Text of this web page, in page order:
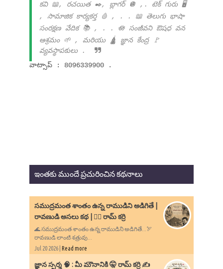
కవి 📖, రచయిత ✒️, బ్లాగర్ 🪩 ,. టెక్ గురు 🖥️
, సామాజిక కార్యకర్త 🩸 , . . 📖 తెలుగు భాషా
సంరక్షణ వేదిక 📚 , . . 🪷 సంజీవని ఔషధ వన
ఆశ్రమం 🌱 , మరియు 🛕 జ్ఞాన కేంద్ర 🚩
వ్యవస్థాపకులు .
వాట్సాప్ : 8096339900 .
ఇంతకు ముందే ప్రచురించిన కథనాలు
సముద్రమంత శాంతం ఉన్న రాముడిని అడిగితే |
రావణుడి అసలు కథ | ✍🏻 రామ్ కర్రి
🌊 సముద్రమంత శాంతం ఉన్న రాముడిని అడిగితే...🏹
రావణుడి లాంటి శత్రువు...
Jul 20 2026 | Read more
​జ్ఞాన స్పర్శ 🧠 : మీ మౌనానికి 🤫 రామ్ కర్రి ✍️